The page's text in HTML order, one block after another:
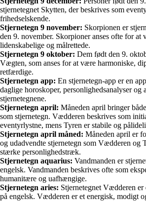
stjernetegnet Skytten, der beskrives som
frihedselskende.
Stjernetegn 9 november: Skorpionen er
den 9. november. Skorpioner anses ofte for at
lidenskabelige og målrettede.
Stjernetegn 9 oktober: Dem født den 9.
Vægten, som anses for at være harmoniske,
retfærdige.
Stjernetegn app: En stjernetegn-app er en
daglige horoskoper, personlighedsanalyser og
stjernetegnene.
Stjernetegn april: Måneden april bringer
som stjernetegn. Vædderen beskrives som
eventyrlystne, mens Tyren er stabile og
Stjernetegn april måned: Måneden april er
og udadvendte stjernetegn som Vædderen og
stærke personlighedstræk.
Stjernetegn aquarius: Vandmanden er
engelsk. Vandmanden beskrives ofte som
humanitære og uafhængige.
Stjernetegn aries: Stjernetegnet Vædderen er
på engelsk. Vædderen er et energisk, modigt